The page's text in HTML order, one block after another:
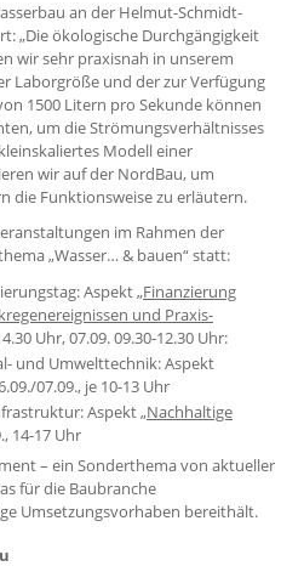
an der Helmut-Schmidt-
„Die ökologische Durchgängigkeit
wir sehr praxisnah in unserem
Laborgröße und der zur Verfügung
1500 Litern pro Sekunde können
um die Strömungsverhältnisses
Modell einer
wir auf der NordBau, um
die Funktionsweise zu erläutern.
im Rahmen der
„Wasser… & bauen“ statt:
Aspekt„Finanzierung
und Praxis-
Uhr, 07.09. 09.30-12.30 Uhr:
und Umwelttechnik: Aspekt
07.09., je 10-13 Uhr
Aspekt„Nachhaltige
14-17 Uhr
– ein Sonderthema von aktueller
für die Baubranche
Umsetzungsvorhaben bereithält.